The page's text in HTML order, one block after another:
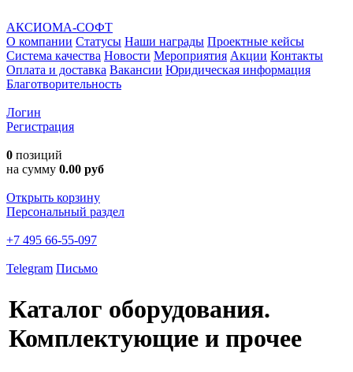
АКСИОМА-СОФТ
О компании Статусы Наши награды Проектные кейсы
Система качества Новости Мероприятия Акции Контакты
Оплата и доставка Вакансии Юридическая информация
Благотворительность
Логин
Регистрация
0 позиций
на сумму 0.00 руб
Открыть корзину
Персональный раздел
+7 495 66-55-097
Telegram Письмо
Каталог оборудования.
Комплектующие и прочее